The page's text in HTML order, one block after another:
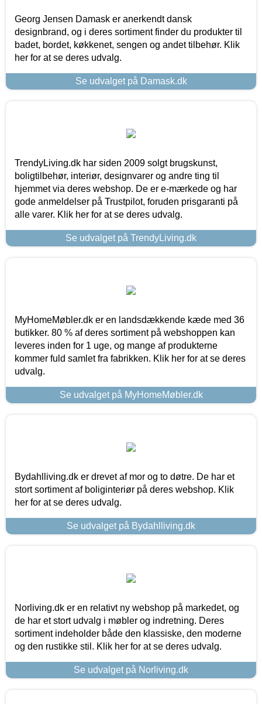
Georg Jensen Damask er anerkendt dansk
designbrand, og i deres sortiment finder du produkter til
badet, bordet, køkkenet, sengen og andet tilbehør. Klik
her for at se deres udvalg.
Se udvalget på Damask.dk
TrendyLiving.dk har siden 2009 solgt brugskunst,
boligtilbehør, interiør, designvarer og andre ting til
hjemmet via deres webshop. De er e-mærkede og har
gode anmeldelser på Trustpilot, foruden prisgaranti på
alle varer. Klik her for at se deres udvalg.
Se udvalget på TrendyLiving.dk
MyHomeMøbler.dk er en landsdækkende kæde med 36
butikker. 80 % af deres sortiment på webshoppen kan
leveres inden for 1 uge, og mange af produkterne
kommer fuld samlet fra fabrikken. Klik her for at se deres
udvalg.
Se udvalget på MyHomeMøbler.dk
Bydahlliving.dk er drevet af mor og to døtre. De har et
stort sortiment af boliginteriør på deres webshop. Klik
her for at se deres udvalg.
Se udvalget på Bydahlliving.dk
Norliving.dk er en relativt ny webshop på markedet, og
de har et stort udvalg i møbler og indretning. Deres
sortiment indeholder både den klassiske, den moderne
og den rustikke stil. Klik her for at se deres udvalg.
Se udvalget på Norliving.dk